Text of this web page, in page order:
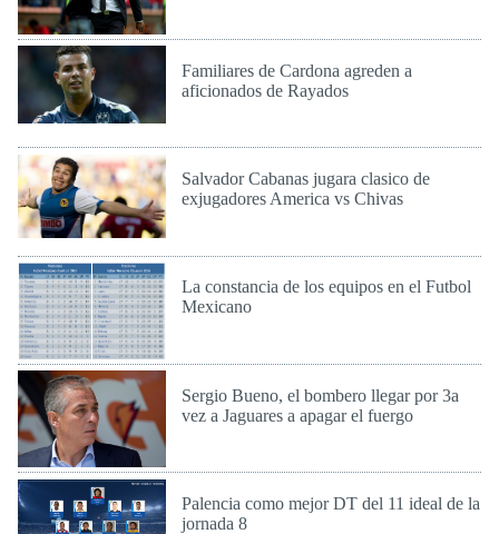
Familiares de Cardona agreden a
aficionados de Rayados
Salvador Cabanas jugara clasico de
exjugadores America vs Chivas
La constancia de los equipos en el Futbol
Mexicano
Sergio Bueno, el bombero llegar por 3a
vez a Jaguares a apagar el fuergo
Palencia como mejor DT del 11 ideal de la
jornada 8